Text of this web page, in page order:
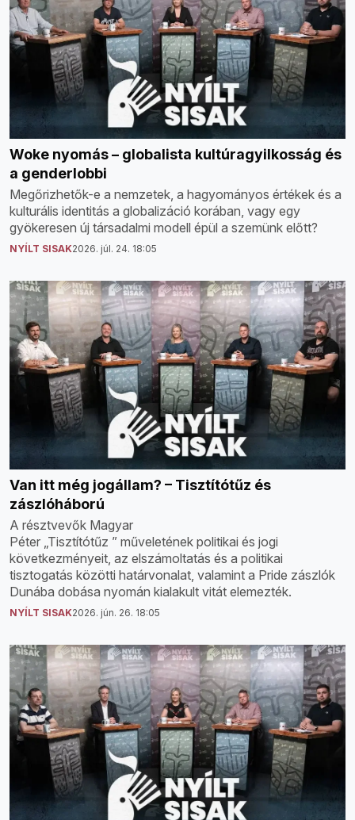
Woke nyomás – globalista kultúragyilkosság és
a genderlobbi
Megőrizhetők-e a nemzetek, a hagyományos értékek és a
kulturális identitás a globalizáció korában, vagy egy
gyökeresen új társadalmi modell épül a szemünk előtt?
NYÍLT SISAK2026. júl. 24. 18:05
Van itt még jogállam? – Tisztítótűz és
zászlóháború
A résztvevők Magyar
Péter „Tisztítótűz ” műveletének politikai és jogi
következményeit, az elszámoltatás és a politikai
tisztogatás közötti határvonalat, valamint a Pride zászlók
Dunába dobása nyomán kialakult vitát elemezték.
NYÍLT SISAK2026. jún. 26. 18:05